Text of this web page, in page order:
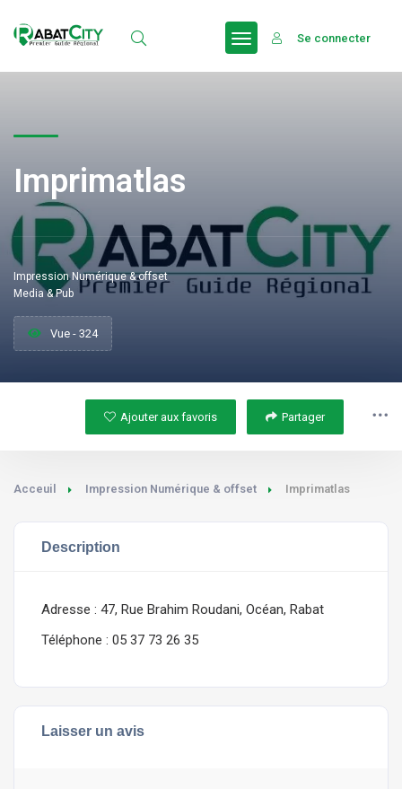
Se connecter
Imprimatlas
Impression Numérique & offset
Media & Pub
Vue - 324
Ajouter aux favoris Partager
Acceuil Impression Numérique & offset Imprimatlas
Description
Adresse : 47, Rue Brahim Roudani, Océan, Rabat
Téléphone : 05 37 73 26 35
Laisser un avis